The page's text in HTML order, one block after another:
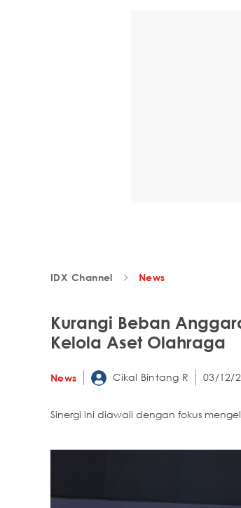
IDX Channel News
Kurangi Beban
Kelola Aset Olahraga
News Cikal Bintang R 03/12/
Sinergi ini diawali dengan fokus